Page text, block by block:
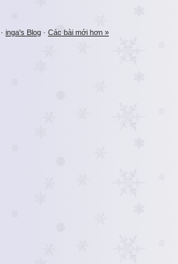
· inga's Blog · Các bài mới hơn »